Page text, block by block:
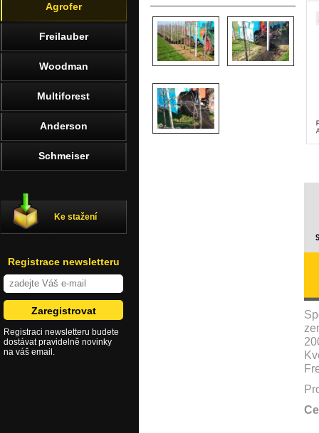
Agrofer
Freilauber
Woodman
Multiforest
Anderson
Schmeiser
Ke stažení
Registrace newsletteru
Registraci newsletteru budete
dostávat pravidelně novinky
na váš email.